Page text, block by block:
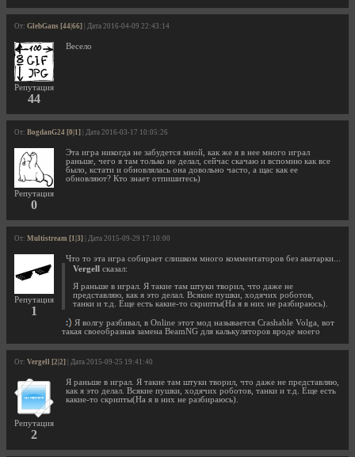
От: GlebGans [44|66] | Дата 2016-04-09 22:43:14
Репутация
44
Весело
От: BogdanG24 [0|1] | Дата 2016-03-17 10:05:26
Репутация
0
Эта игра никогда не забудется мной, как же я в нее много играл
раньше, чего я там только не делал, сейчас скачаю и вспомню как все
было, кстати и обновлялась она довольно часто, а щас как ее
обновляют? Кто знает отпишитесь)
От: Multistream [1|3] | Дата 2015-09-29 17:10:00
Репутация
1
Что то эта игра собирает слишком много комментаторов без аватарки...
Vergell сказал:
Я раньше в играл. Я такие там штуки творил, что даже не
представляю, как я это делал. Всякие пушки, ходячих роботов,
танки и т.д. Еще есть какие-то скрипты(На я в них не разбираюсь).
Я волгу разбивал, в Online этот мод называется Crashable Volga, вот
такая своеобразная замена BeamNG для калькуляторов вроде моего
От: Vergell [2|2] | Дата 2015-09-25 19:41:40
Репутация
2
Я раньше в играл. Я такие там штуки творил, что даже не представляю,
как я это делал. Всякие пушки, ходячих роботов, танки и т.д. Еще есть
какие-то скрипты(На я в них не разбираюсь).